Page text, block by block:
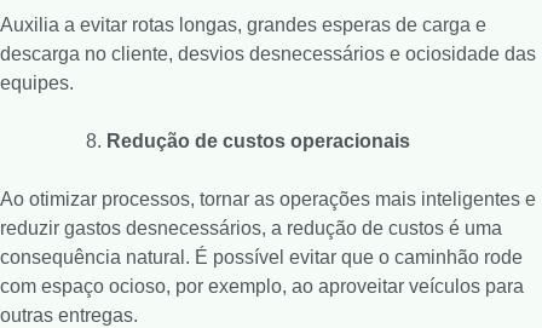
Auxilia a evitar rotas longas, grandes esperas de carga e
descarga no cliente, desvios desnecessários e ociosidade das
equipes.
Redução de custos operacionais
Ao otimizar processos, tornar as operações mais inteligentes e
reduzir gastos desnecessários, a redução de custos é uma
consequência natural. É possível evitar que o caminhão rode
com espaço ocioso, por exemplo, ao aproveitar veículos para
outras entregas.